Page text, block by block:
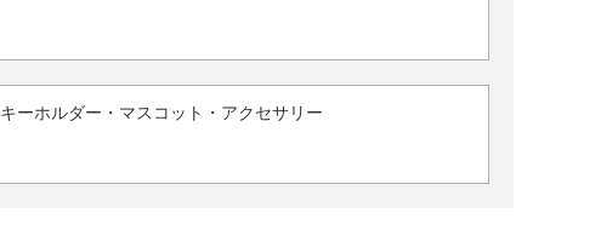
キーホルダー・マスコット・アクセサリー